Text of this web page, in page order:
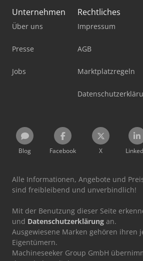
Unternehmen
Über uns
Presse
Jobs
Rechtliches
Impressum
AGB
Marktplatzregeln
Blog Facebook X
Alle Informationen, Angebote und
sind freibleibend und unverbindlich!
Mit der Benutzung dieser Seite
und Datenschutzerklärung an.
Ausgewiesene Marken gehören ihren
Eigentümern.
Machineseeker Group GmbH